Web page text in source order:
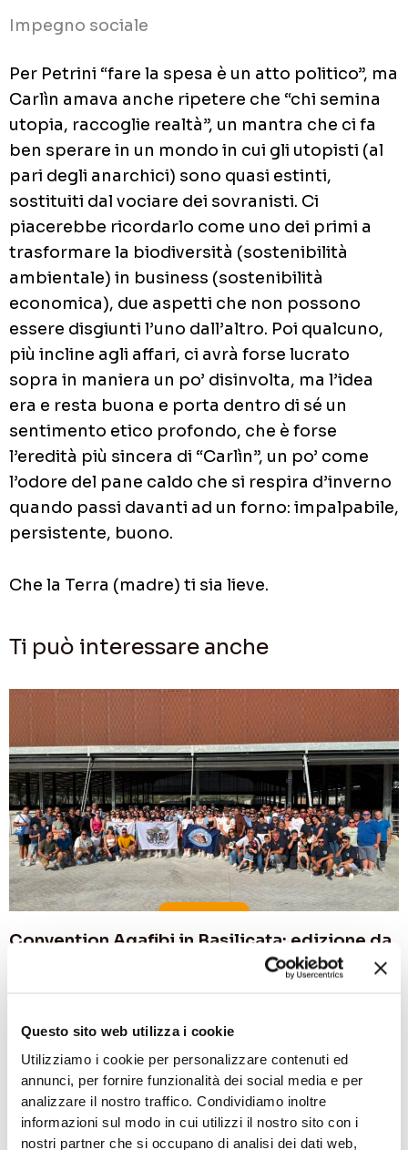
Questo sito web utilizza i cookie
Utilizziamo i cookie per personalizzare contenuti ed
annunci, per fornire funzionalità dei social media e per
analizzare il nostro traffico. Condividiamo inoltre
informazioni sul modo in cui utilizzi il nostro sito con i
nostri partner che si occupano di analisi dei dati web,
Impegno sociale
Per Petrini “fare la spesa è un atto politico”, ma
Carlìn amava anche ripetere che “chi semina
utopia, raccoglie realtà”, un mantra che ci fa
ben sperare in un mondo in cui gli utopisti (al
pari degli anarchici) sono quasi estinti,
sostituiti dal vociare dei sovranisti. Ci
piacerebbe ricordarlo come uno dei primi a
trasformare la biodiversità (sostenibilità
ambientale) in business (sostenibilità
economica), due aspetti che non possono
essere disgiunti l’uno dall’altro. Poi qualcuno,
più incline agli affari, ci avrà forse lucrato
sopra in maniera un po’ disinvolta, ma l’idea
era e resta buona e porta dentro di sé un
sentimento etico profondo, che è forse
l’eredità più sincera di “Carlìn”, un po’ come
l’odore del pane caldo che si respira d’inverno
quando passi davanti ad un forno: impalpabile,
persistente, buono.
Che la Terra (madre) ti sia lieve.
Ti può interessare anche
Convention Agafibj in Basilicata: edizione da
6 Agosto 2026